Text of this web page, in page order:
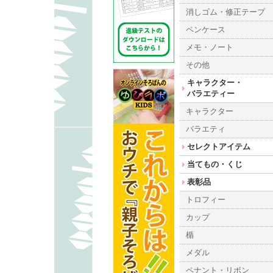
消しゴム・修正テープ
ペンケース
メモ・ノート
その他
キャラクター・
バラエティー
キャラクター
バラエティ
セレクトアイテム
当てもの・くじ
表彰品
トロフィー
カップ
楯
メダル
ペナント・リボン